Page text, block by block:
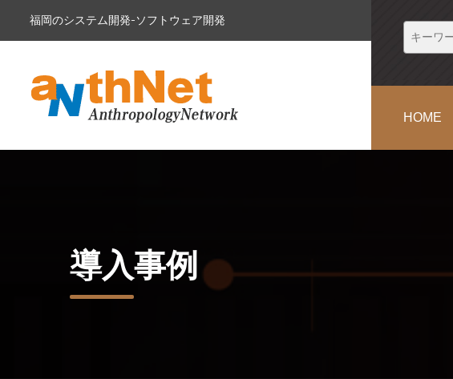
福岡のシステム開発-ソフトウェア開発
HOME
導入事例